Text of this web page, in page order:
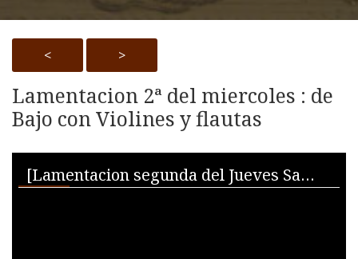
< >
Lamentacion 2ª del miercoles : de
Bajo con Violines y flautas
Media Viewer [Lamentacion segunda del Jueves Santo]